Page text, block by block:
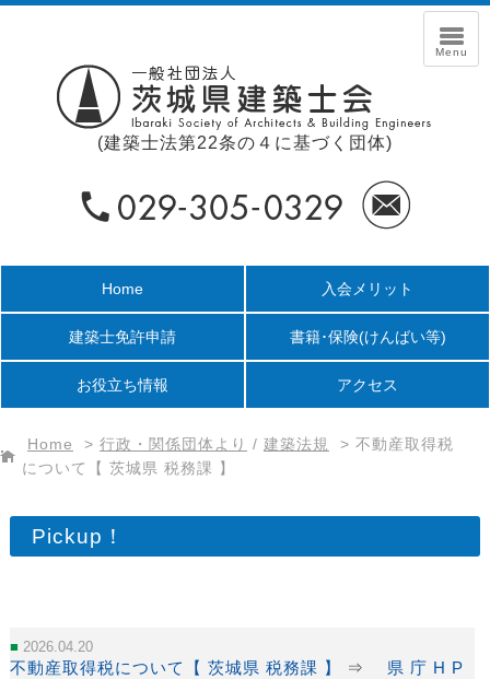
(建築士法第22条の４に基づく団体)
Home 入会メリット
建築士免許申請 書籍･保険(けんばい等)
お役立ち情報 アクセス
Home > 行政・関係団体より / 建築法規 > 不動産取得税
について【 茨城県 税務課 】
Pickup！
2026.04.20
不動産取得税について【 茨城県 税務課 】 ⇒ 県 庁 H P